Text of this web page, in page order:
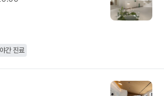
야간 진료